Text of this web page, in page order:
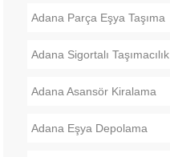
Adana Parça Eşya Taşıma
Adana Sigortalı Taşımacılık
Adana Asansör Kiralama
Adana Eşya Depolama